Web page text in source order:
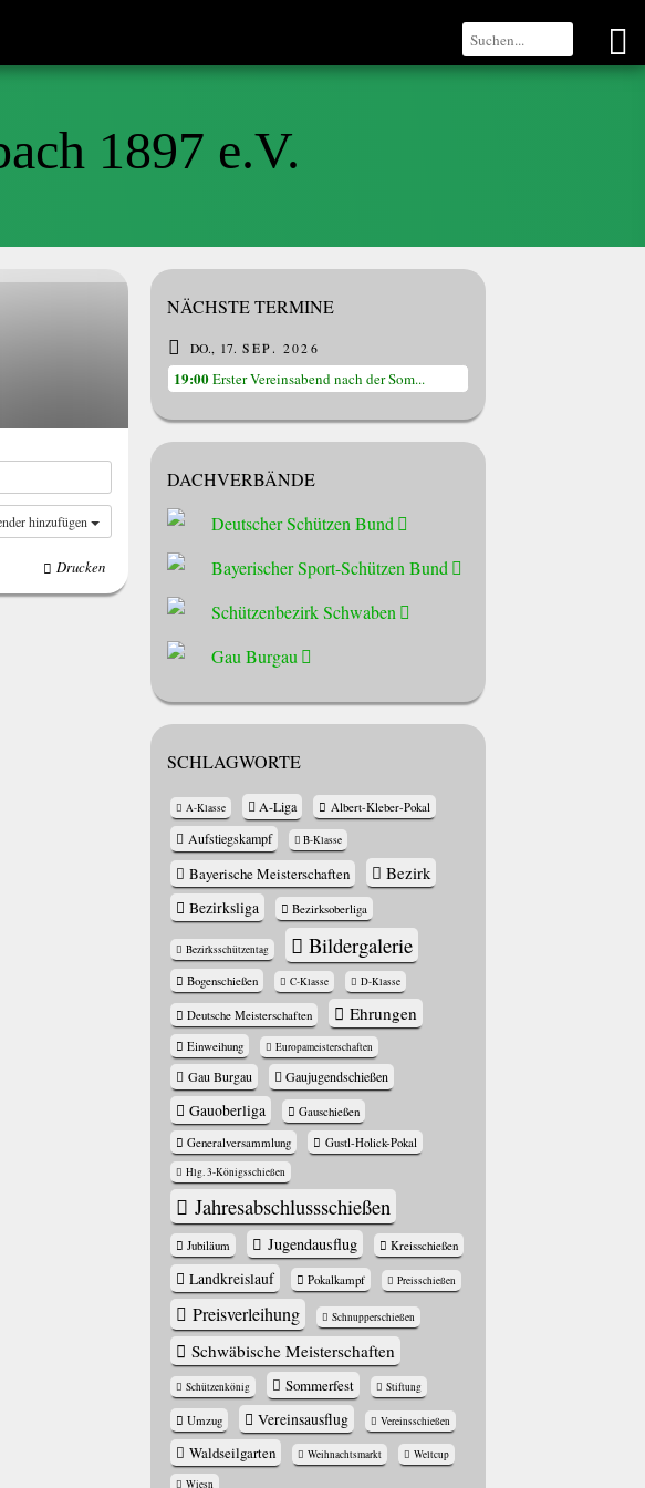
1897 e.V.
hinzufügen
Drucken
NÄCHSTE TERMINE
SEP.
17
DO. 2026
19:00Erster Vereinsabend nach der Som...
DACHVERBÄNDE
Deutscher Schützen Bund
Bayerischer Sport-Schützen Bund
Schützenbezirk Schwaben
Gau Burgau
SCHLAGWORTE
A-Klasse A-Liga Albert-Kleber-Pokal
Aufstiegskampf B-Klasse
Bayerische Meisterschaften Bezirk
Bezirksliga Bezirksoberliga
Bezirksschützentag Bildergalerie
Bogenschießen C-Klasse D-Klasse
Deutsche Meisterschaften Ehrungen
Einweihung Europameisterschaften
Gau Burgau Gaujugendschießen
Gauoberliga
Gauschießen
Generalversammlung
Gustl-Holick-Pokal
Hlg. 3-Königsschießen
Jahres­abschluss­schießen
Jubiläum Jugendausflug Kreisschießen
Landkreislauf Pokalkampf Preisschießen
Preisverleihung Schnupperschießen
Schwäbische Meisterschaften
Schützenkönig Sommerfest Stiftung
Umzug Vereinsausflug Vereinsschießen
Waldseilgarten Weihnachtsmarkt Weltcup
Wiesn